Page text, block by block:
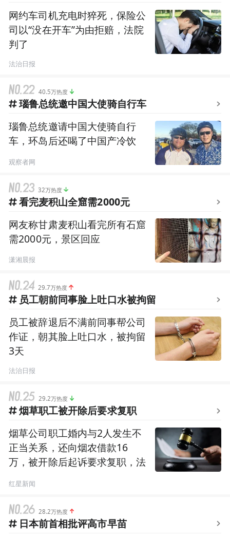
网约车司机充电时猝死，保险公
司以“没在开车”为由拒赔，法院
判了
法治日报
40.5万热度
瑙鲁总统邀中国大使骑自行车
瑙鲁总统邀请中国大使骑自行
车，环岛后还喝了中国产冷饮
观察者网
32万热度
看完麦积山全窟需2000元
网友称甘肃麦积山看完所有石窟
需2000元，景区回应
潇湘晨报
29.7万热度
员工朝前同事脸上吐口水被拘留
员工被辞退后不满前同事帮公司
作证，朝其脸上吐口水，被拘留
3天
法治日报
29.2万热度
烟草职工被开除后要求复职
烟草公司职工婚内与2人发生不
正当关系，还向烟农借款16
万，被开除后起诉要求复职，法
红星新闻
28.2万热度
日本前首相批评高市早苗